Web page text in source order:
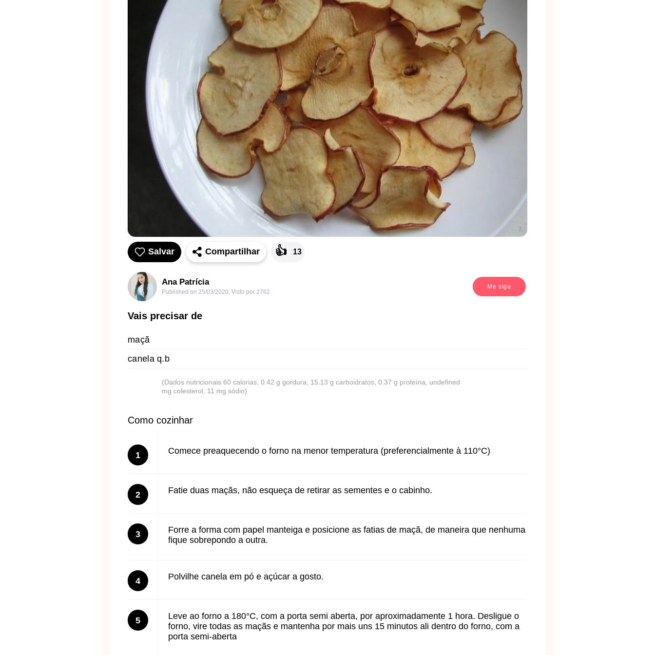
Salvar Compartilhar 👍 13
Ana Patrícia
Published on 25/03/2020 Visto por 2762
Me siga
Vais precisar de
maçã
canela q.b
(Dados nutricionais 60 calorias, 0.42 g gordura, 15.13 g carboidratos, 0.37 g proteína, undefined
mg colesterol, 11 mg sódio)
Como cozinhar
1 Comece preaquecendo o forno na menor temperatura (preferencialmente à 110°C)
2 Fatie duas maçãs, não esqueça de retirar as sementes e o cabinho.
3
Forre a forma com papel manteiga e posicione as fatias de maçã, de maneira que nenhuma
fique sobrepondo a outra.
4 Polvilhe canela em pó e açúcar a gosto.
5
Leve ao forno a 180°C, com a porta semi aberta, por aproximadamente 1 hora. Desligue o
forno, vire todas as maçãs e mantenha por mais uns 15 minutos ali dentro do forno, com a
porta semi-aberta